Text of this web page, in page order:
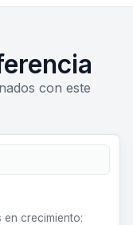
con este
en crecimiento: